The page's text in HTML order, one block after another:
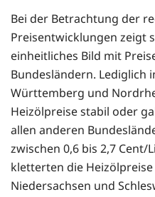
Bei der Betrachtung der
Preisentwicklungen zeigt
einheitliches Bild mit
Bundesländern. Lediglich
Württemberg und
Heizölpreise stabil oder
allen anderen
zwischen 0,6 bis 2,7
kletterten die
Niedersachsen und